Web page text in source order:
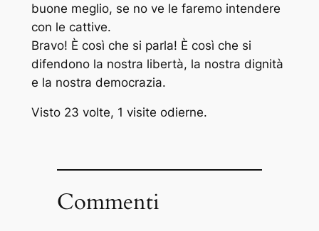
buone meglio, se no ve le faremo intendere
con le cattive.
Bravo! È così che si parla! È così che si
difendono la nostra libertà, la nostra dignità
e la nostra democrazia.
Visto 23 volte, 1 visite odierne.
Commenti